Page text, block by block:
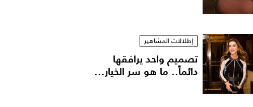
إطلالات المشاهير
تصميم واحد يرافقها
دائماً.. ما هو سر الخيار...